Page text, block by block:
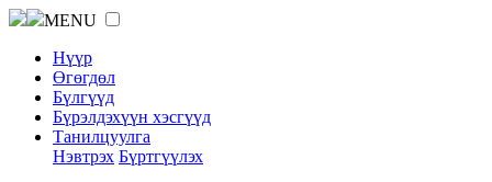
MENU
Нүүр
Өгөгдөл
Бүлгүүд
Бүрэлдэхүүн хэсгүүд
Танилцуулга
Нэвтрэх Бүртгүүлэх